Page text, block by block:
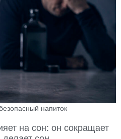
напиток
на сон: он сокращает